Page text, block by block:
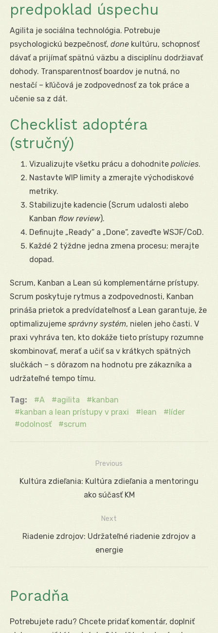
predpoklad úspechu
Agilita je sociálna technológia. Potrebuje
psychologickú bezpečnosť, done kultúru, schopnosť
dávať a prijímať spätnú väzbu a disciplínu dodržiavať
dohody. Transparentnosť boardov je nutná, no
nestačí – kľúčová je zodpovednosť za tok práce a
učenie sa z dát.
Checklist adoptéra
(stručný)
Vizualizujte všetku prácu a dohodnite policies.
Nastavte WIP limity a zmerajte východiskové
metriky.
Stabilizujte kadencie (Scrum udalosti alebo
Kanban flow review).
Definujte „Ready“ a „Done“, zaveďte WSJF/CoD.
Každé 2 týždne jedna zmena procesu; merajte
dopad.
Scrum, Kanban a Lean sú komplementárne prístupy.
Scrum poskytuje rytmus a zodpovednosti, Kanban
prináša prietok a predvídateľnosť a Lean garantuje, že
optimalizujeme správny systém, nielen jeho časti. V
praxi vyhráva ten, kto dokáže tieto prístupy rozumne
skombinovať, merať a učiť sa v krátkych spätných
slučkách – s dôrazom na hodnotu pre zákazníka a
udržateľné tempo tímu.
Tag: A agilita
kanban
kanban a lean prístupy v praxi
lean
líder
odolnosť
scrum
Navigácia
Previous
Previous
Kultúra zdieľania: Kultúra zdieľania a mentoringu
ako súčasť KM
Next
Next
Riadenie zdrojov: Udržateľné riadenie zdrojov a
energie
Poradňa
Potrebujete radu? Chcete pridať komentár, doplniť